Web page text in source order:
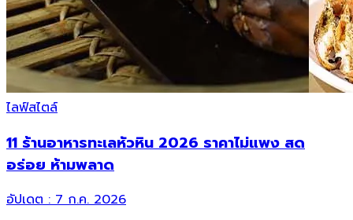
ไลฟ์สไตล์
11 ร้านอาหารทะเลหัวหิน 2026 ราคาไม่แพง สด
อร่อย ห้ามพลาด
อัปเดต :7 ก.ค. 2026